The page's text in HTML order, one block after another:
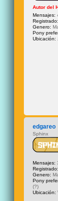
Autor del
Mensajes:
Registrado:
Genero:
Pony
Ubicación:
edgareo
Sphinx
Mensajes:
Registrado:
Genero:
Pony
(?)
Ubicación: